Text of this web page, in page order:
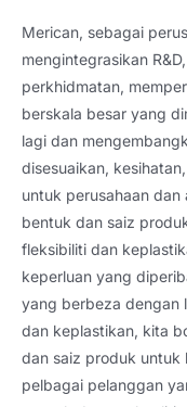
Merican, sebagai
mengintegrasikan
perkhidmatan,
berskala besar yang
lagi dan
disesuaikan,
untuk perusahaan
bentuk dan saiz
fleksibiliti dan
keperluan yang
yang berbeza dengan
dan keplastikan, kita
dan saiz produk untuk
pelbagai pelanggan